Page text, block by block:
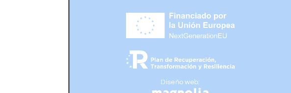
Diseño web: